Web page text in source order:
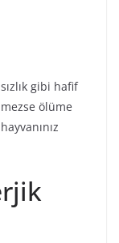
gibi hafif
ölüme